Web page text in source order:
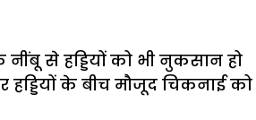
से हड्डियों को भी नुकसान हो
के बीच मौजूद चिकनाई को